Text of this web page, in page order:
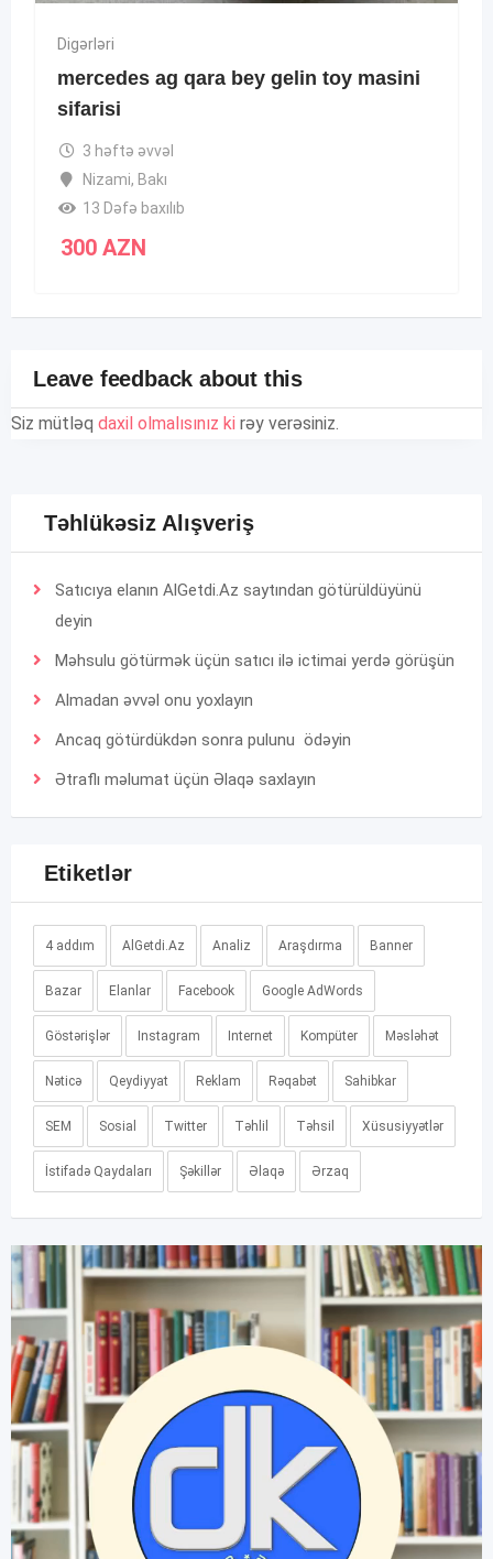
Digərləri
mercedes ag qara bey gelin toy masini
sifarisi
3 həftə əvvəl
Nizami, Bakı
13 Dəfə baxılıb
300 AZN
Leave feedback about this
Siz mütləq daxil olmalısınız ki rəy verəsiniz.
Təhlükəsiz Alışveriş
Satıcıya elanın AlGetdi.Az saytından götürüldüyünü
deyin
Məhsulu götürmək üçün satıcı ilə ictimai yerdə görüşün
Almadan əvvəl onu yoxlayın
Ancaq götürdükdən sonra pulunu ödəyin
Ətraflı məlumat üçün Əlaqə saxlayın
Etiketlər
4 addım AlGetdi.Az Analiz Araşdırma Banner
Bazar Elanlar Facebook Google AdWords
Göstərişlər Instagram Internet Kompüter Məsləhət
Nəticə Qeydiyyat Reklam Rəqabət Sahibkar
SEM Sosial Twitter Təhlil Təhsil Xüsusiyyətlər
İstifadə Qaydaları Şəkillər Əlaqə Ərzaq